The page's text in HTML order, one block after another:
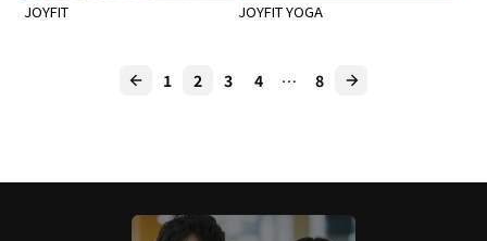
JOYFIT JOYFIT YOGA
1 2 3 4 … 8